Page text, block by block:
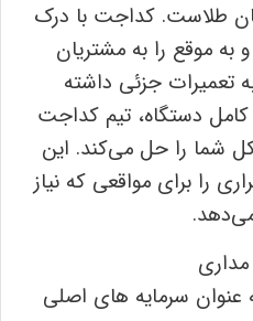
طلاست. کداجت با درک
موقع را به مشتریان
جزئی داشته
دستگاه، تیم کداجت
شما را حل می‌کند. این
برای مواقعی که نیاز
سرمایه‌ های اصلی